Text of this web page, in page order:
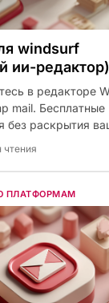
windsurf
ии-редактор)
в редакторе
mail. Бесплатные
без раскрытия
чтения
ПЛАТФОРМАМ